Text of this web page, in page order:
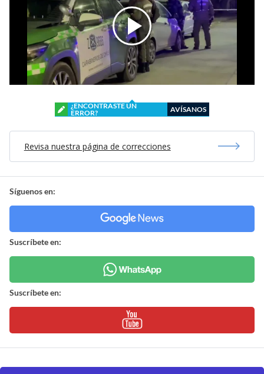
¿ENCONTRASTE UN
ERROR?
AVÍSANOS
Revisa nuestra página de correcciones
Síguenos en:
Suscríbete en:
Suscríbete en: